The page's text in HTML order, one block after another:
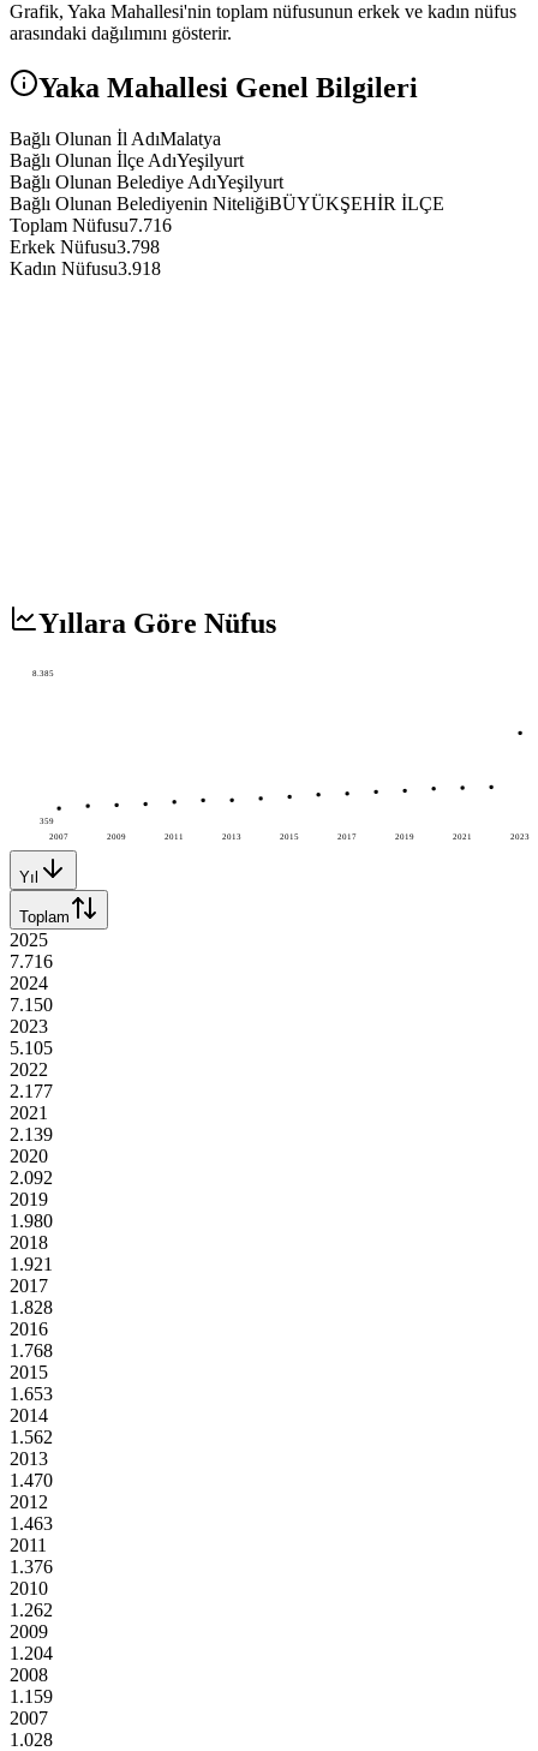
Grafik, Yaka Mahallesi'nin toplam nüfusunun erkek ve kadın nüfus
arasındaki dağılımını gösterir.
Yaka Mahallesi Genel Bilgileri
Bağlı Olunan İl AdıMalatya
Bağlı Olunan İlçe AdıYeşilyurt
Bağlı Olunan Belediye AdıYeşilyurt
Bağlı Olunan Belediyenin NiteliğiBÜYÜKŞEHİR İLÇE
Toplam Nüfusu7.716
Erkek Nüfusu3.798
Kadın Nüfusu3.918
Yıllara Göre Nüfus
2007 2009 2011 2013 2015 2017 2019 2021 2023
8.385
359
Yıl
Toplam
2025
7.716
2024
7.150
2023
5.105
2022
2.177
2021
2.139
2020
2.092
2019
1.980
2018
1.921
2017
1.828
2016
1.768
2015
1.653
2014
1.562
2013
1.470
2012
1.463
2011
1.376
2010
1.262
2009
1.204
2008
1.159
2007
1.028